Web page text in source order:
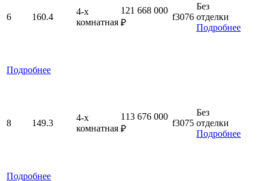
6 160.4
4-x
комнатная
121 668 000
₽
f3076
Без
отделки
Подробнее
Подробнее
8 149.3
4-x
комнатная
113 676 000
₽
f3075
Без
отделки
Подробнее
Подробнее